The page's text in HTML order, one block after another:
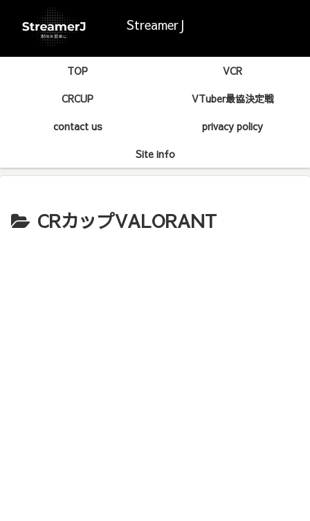
StreamerJ
TOP
VCR
CRCUP
VTuber最協決定戦
contact us
privacy policy
Site info
CRカップVALORANT